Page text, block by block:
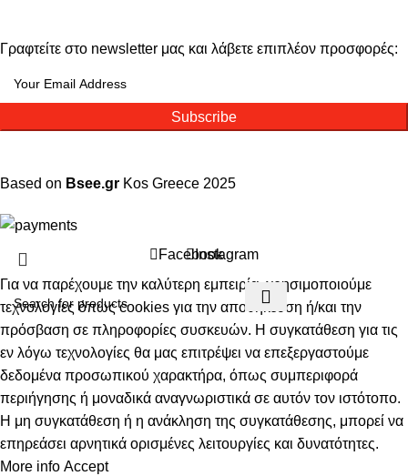
Γραφτείτε στο newsletter μας και λάβετε επιπλέον προσφορές:
Subscribe
Based on Bsee.gr Kos Greece 2025
FacebookInstagram
Για να παρέχουμε την καλύτερη εμπειρία, χρησιμοποιούμε
τεχνολογίες όπως cookies για την αποθήκευση ή/και την
πρόσβαση σε πληροφορίες συσκευών. Η συγκατάθεση για τις
εν λόγω τεχνολογίες θα μας επιτρέψει να επεξεργαστούμε
δεδομένα προσωπικού χαρακτήρα, όπως συμπεριφορά
περιήγησης ή μοναδικά αναγνωριστικά σε αυτόν τον ιστότοπο.
Η μη συγκατάθεση ή η ανάκληση της συγκατάθεσης, μπορεί να
επηρεάσει αρνητικά ορισμένες λειτουργίες και δυνατότητες.
More info Accept